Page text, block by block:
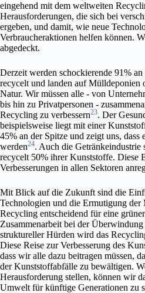
eingehend mit dem weltweiten
Herausforderungen, die sich bei
ergeben, und damit, wie neue
Verbraucheraktionen helfen können.
abgedeckt.
Derzeit werden schockierende 91%
recycelt und landen auf Mülldeponien
Natur. Wir müssen alle - von
bis hin zu Privatpersonen -
Recycling zu verbessern23. Der
beispielsweise liegt mit einer
45% an der Spitze und zeigt uns, dass
werden24. Auch die Getränkeindustrie
recycelt 50% ihrer Kunststoffe. Diese
Verbesserungen in allen Sektoren
Mit Blick auf die Zukunft sind die
Technologien und die Ermutigung der
Recycling entscheidend für eine
Zusammenarbeit bei der
struktureller Hürden wird das
Diese Reise zur Verbesserung des
dass wir alle dazu beitragen müssen,
der Kunststoffabfälle zu bewältigen.
Herausforderung stellen, können wir
Umwelt für künftige Generationen zu